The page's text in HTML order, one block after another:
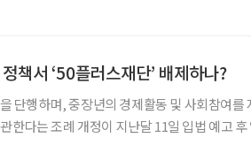
책서 ‘50플러스재단’ 배제하나?
단행하며, 중장년의 경제활동 및 사회참여를
한다는 조례 개정이 지난달 11일 입법 예고 후